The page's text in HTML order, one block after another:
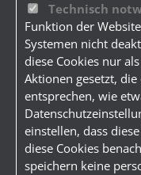
Technisch
Funktion der
Systemen nicht
diese Cookies nur
Aktionen gesetzt,
entsprechen, wie
einstellen, dass
diese Cookies
speichern keine